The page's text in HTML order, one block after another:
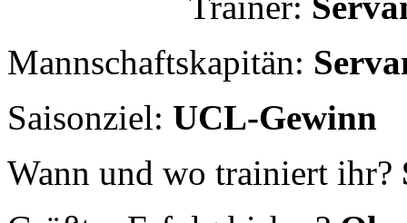
Größter Erfolg bisher?
Weiterlesen:
Street Lions-